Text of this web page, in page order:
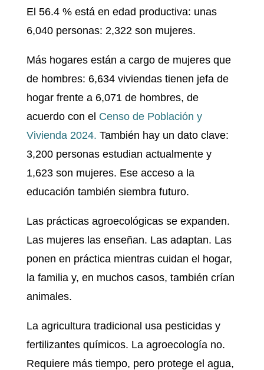
El 56.4 % está en edad productiva: unas
6,040 personas: 2,322 son mujeres.
Más hogares están a cargo de mujeres que
de hombres: 6,634 viviendas tienen jefa de
hogar frente a 6,071 de hombres, de
acuerdo con el Censo de Población y
Vivienda 2024. También hay un dato clave:
3,200 personas estudian actualmente y
1,623 son mujeres. Ese acceso a la
educación también siembra futuro.
Las prácticas agroecológicas se expanden.
Las mujeres las enseñan. Las adaptan. Las
ponen en práctica mientras cuidan el hogar,
la familia y, en muchos casos, también crían
animales.
La agricultura tradicional usa pesticidas y
fertilizantes químicos. La agroecología no.
Requiere más tiempo, pero protege el agua,